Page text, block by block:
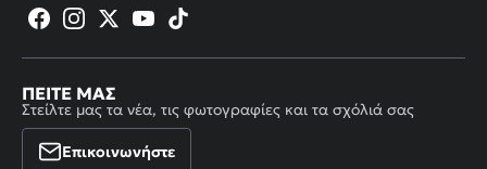
ΠΕΊΤΕ ΜΑΣ
Στείλτε μας τα νέα, τις φωτογραφίες και τα σχόλιά σας
Επικοινωνήστε